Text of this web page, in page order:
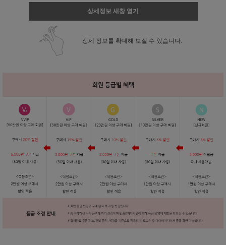
상세정보 새창 열기
상세 정보를 확대해 보실 수 있습니다.